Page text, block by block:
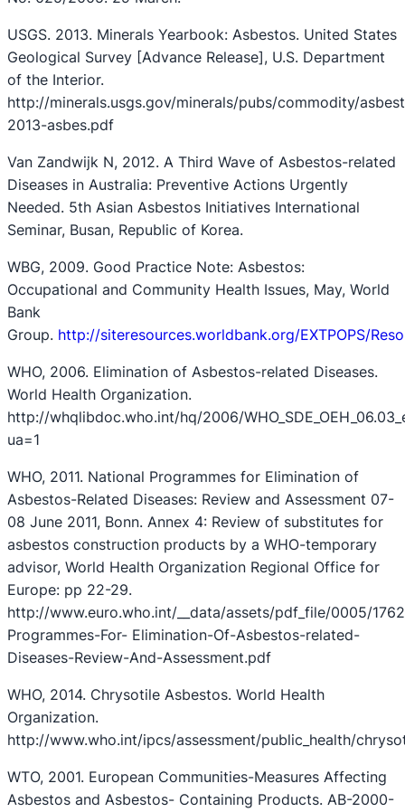
USGS. 2013. Minerals Yearbook: Asbestos. United States
Geological Survey [Advance Release], U.S. Department
of the Interior.
http://minerals.usgs.gov/minerals/pubs/commodity/
2013-asbes.pdf
Van Zandwijk N, 2012. A Third Wave of Asbestos-related
Diseases in Australia: Preventive Actions Urgently
Needed. 5th Asian Asbestos Initiatives International
Seminar, Busan, Republic of Korea.
WBG, 2009. Good Practice Note: Asbestos:
Occupational and Community Health Issues, May, World
Bank
Group. http://siteresources.worldbank.org/EXTPOPS/
WHO, 2006. Elimination of Asbestos-related Diseases.
World Health Organization.
http://whqlibdoc.who.int/hq/2006/
ua=1
WHO, 2011. National Programmes for Elimination of
Asbestos-Related Diseases: Review and Assessment 07-
08 June 2011, Bonn. Annex 4: Review of substitutes for
asbestos construction products by a WHO-temporary
advisor, World Health Organization Regional Office for
Europe: pp 22-29.
http://www.euro.who.int/__data/assets/pdf_file/0005/
Programmes-For- Elimination-Of-Asbestos-related-
Diseases-Review-And-Assessment.pdf
WHO, 2014. Chrysotile Asbestos. World Health
Organization.
http://www.who.int/ipcs/assessment/public_health/
WTO, 2001. European Communities-Measures Affecting
Asbestos and Asbestos- Containing Products. AB-2000-